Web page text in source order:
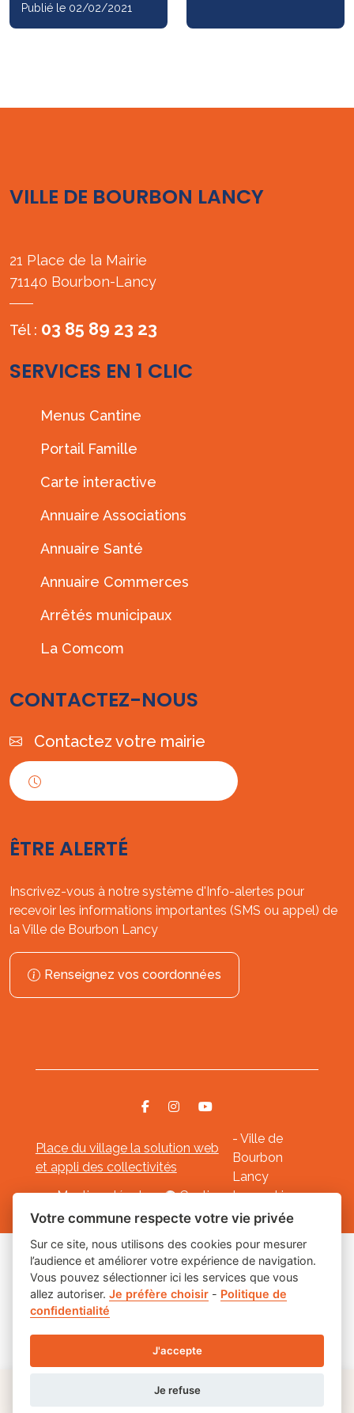
Publié le 02/02/2021
VILLE DE BOURBON LANCY
21 Place de la Mairie
71140 Bourbon-Lancy
Tél : 03 85 89 23 23
SERVICES EN 1 CLIC
Menus Cantine
Portail Famille
Carte interactive
Annuaire Associations
Annuaire Santé
Annuaire Commerces
Arrêtés municipaux
La Comcom
CONTACTEZ-NOUS
Contactez votre mairie
ÊTRE ALERTÉ
Inscrivez-vous à notre système d'Info-alertes pour
recevoir les informations importantes (SMS ou appel) de
la Ville de Bourbon Lancy
Renseignez vos coordonnées
Place du village la solution web
et appli des collectivités
- Ville de
Bourbon
Lancy
Mentions légales- Gestion des cookies
Les labels
Votre commune respecte votre vie privée
Sur ce site, nous utilisons des cookies pour mesurer
l’audience et améliorer votre expérience de navigation.
Vous pouvez sélectionner ici les services que vous
allez autoriser.Je préfère choisir - Politique de
confidentialité
J'accepte
Je refuse